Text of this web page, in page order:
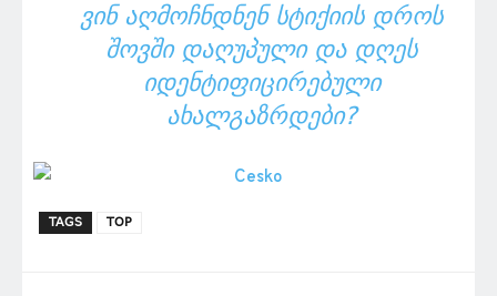
ᲕᲘᲜ ᲐᲦᲛᲝᲩᲜᲓᲜᲔᲜ ᲡᲢᲘᲥᲘᲘᲡ ᲓᲠᲝᲡ
ᲨᲝᲕᲨᲘ ᲓᲐᲦᲣᲞᲣᲚᲘ ᲓᲐ ᲓᲦᲔᲡ
ᲘᲓᲔᲜᲢᲘᲤᲘᲪᲘᲠᲔᲑᲣᲚᲘ
ᲐᲮᲐᲚᲒᲐᲖᲠᲓᲔᲑᲘ?
TAGS TOP